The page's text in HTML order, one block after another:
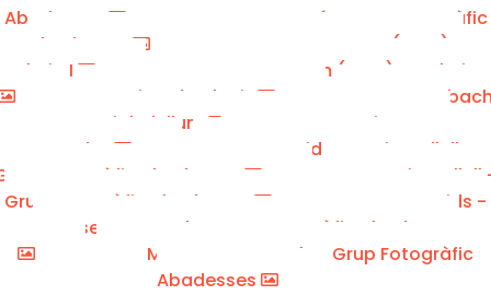
Abadesses
Bet Regué - Grup Fotogràfic
Abadesses
Roger Correm (FEEC) -
Galeria I
Roger Correm (FEEC) - Galeria II
Ricardo Alaniz
Pep
- @Corriolsdellum
Maria Josep
Fernandez
Taga Kids - Maria Cullell -
Fotogràfic Abadesses
Maria Cullell
Grup Fotogràfic Abadesses
Taga Kids -
Montserrat Casals- Grup Fotogràfic Abadesses
Montserrat Casals - Grup Fotogràfic
Abadesses